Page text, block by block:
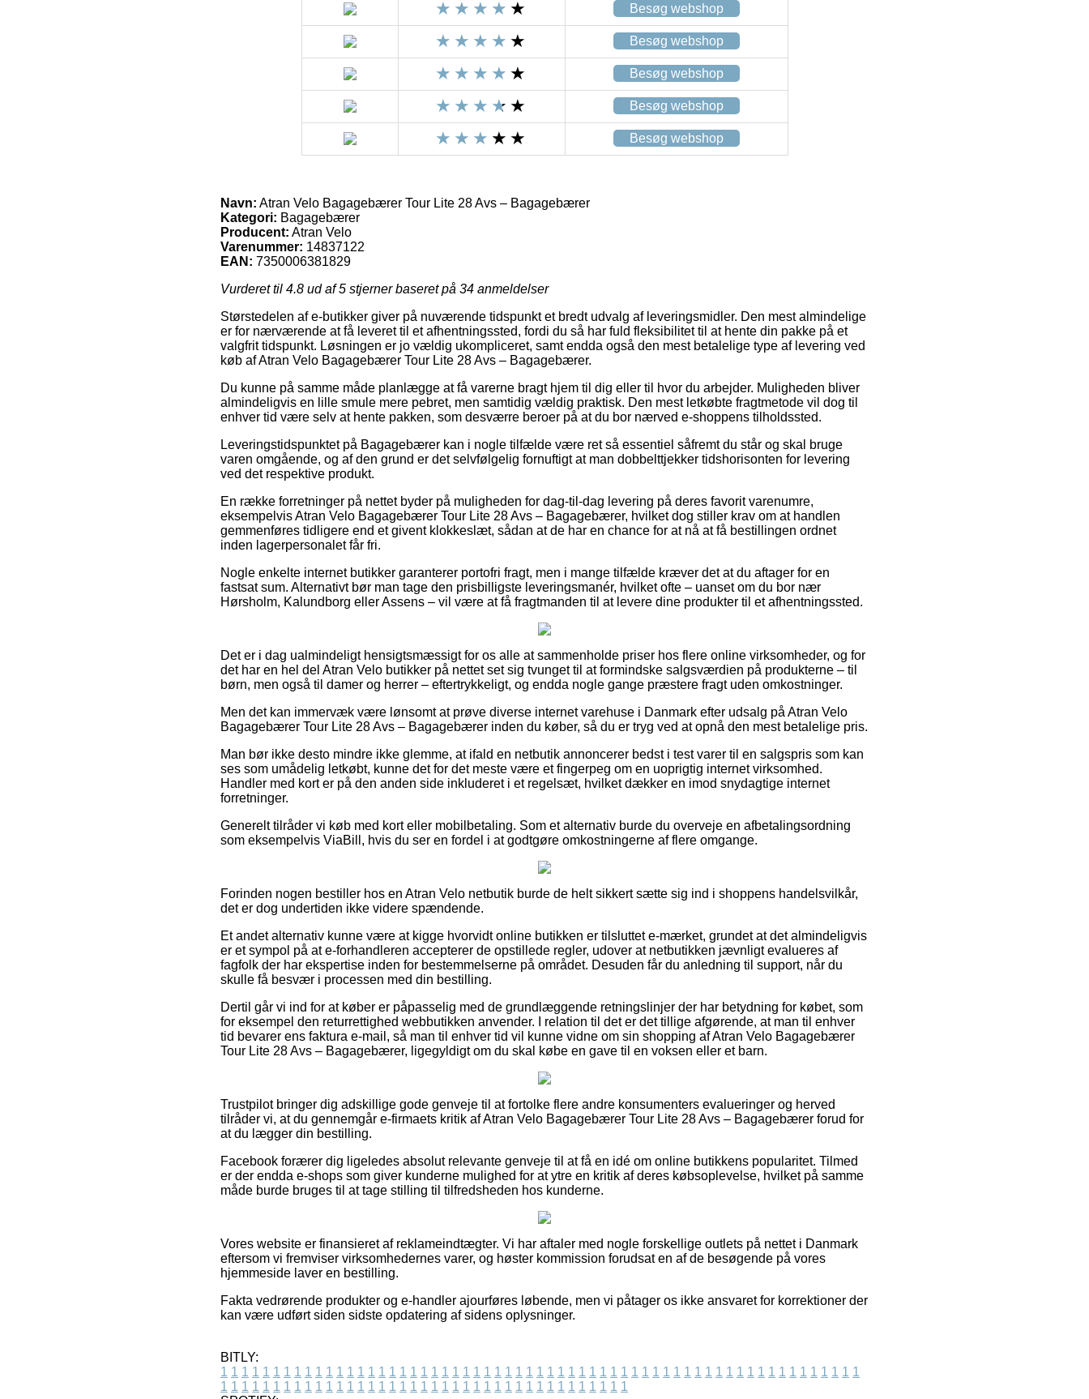
Besøg webshop
Besøg webshop
Besøg webshop
Besøg webshop
Besøg webshop
Navn: Atran Velo Bagagebærer Tour Lite 28 Avs – Bagagebærer
Kategori: Bagagebærer
Producent: Atran Velo
Varenummer: 14837122
EAN: 7350006381829
Vurderet til 4.8 ud af 5 stjerner baseret på 34 anmeldelser
Størstedelen af e-butikker giver på nuværende tidspunkt et bredt udvalg af leveringsmidler. Den mest almindelige
er for nærværende at få leveret til et afhentningssted, fordi du så har fuld fleksibilitet til at hente din pakke på et
valgfrit tidspunkt. Løsningen er jo vældig ukompliceret, samt endda også den mest betalelige type af levering ved
køb af Atran Velo Bagagebærer Tour Lite 28 Avs – Bagagebærer.
Du kunne på samme måde planlægge at få varerne bragt hjem til dig eller til hvor du arbejder. Muligheden bliver
almindeligvis en lille smule mere pebret, men samtidig vældig praktisk. Den mest letkøbte fragtmetode vil dog til
enhver tid være selv at hente pakken, som desværre beroer på at du bor nærved e-shoppens tilholdssted.
Leveringstidspunktet på Bagagebærer kan i nogle tilfælde være ret så essentiel såfremt du står og skal bruge
varen omgående, og af den grund er det selvfølgelig fornuftigt at man dobbelttjekker tidshorisonten for levering
ved det respektive produkt.
En række forretninger på nettet byder på muligheden for dag-til-dag levering på deres favorit varenumre,
eksempelvis Atran Velo Bagagebærer Tour Lite 28 Avs – Bagagebærer, hvilket dog stiller krav om at handlen
gemmenføres tidligere end et givent klokkeslæt, sådan at de har en chance for at nå at få bestillingen ordnet
inden lagerpersonalet får fri.
Nogle enkelte internet butikker garanterer portofri fragt, men i mange tilfælde kræver det at du aftager for en
fastsat sum. Alternativt bør man tage den prisbilligste leveringsmanér, hvilket ofte – uanset om du bor nær
Hørsholm, Kalundborg eller Assens – vil være at få fragtmanden til at levere dine produkter til et afhentningssted.
Det er i dag ualmindeligt hensigtsmæssigt for os alle at sammenholde priser hos flere online virksomheder, og for
det har en hel del Atran Velo butikker på nettet set sig tvunget til at formindske salgsværdien på produkterne – til
børn, men også til damer og herrer – eftertrykkeligt, og endda nogle gange præstere fragt uden omkostninger.
Men det kan immervæk være lønsomt at prøve diverse internet varehuse i Danmark efter udsalg på Atran Velo
Bagagebærer Tour Lite 28 Avs – Bagagebærer inden du køber, så du er tryg ved at opnå den mest betalelige pris.
Man bør ikke desto mindre ikke glemme, at ifald en netbutik annoncerer bedst i test varer til en salgspris som kan
ses som umådelig letkøbt, kunne det for det meste være et fingerpeg om en uoprigtig internet virksomhed.
Handler med kort er på den anden side inkluderet i et regelsæt, hvilket dækker en imod snydagtige internet
forretninger.
Generelt tilråder vi køb med kort eller mobilbetaling. Som et alternativ burde du overveje en afbetalingsordning
som eksempelvis ViaBill, hvis du ser en fordel i at godtgøre omkostningerne af flere omgange.
Forinden nogen bestiller hos en Atran Velo netbutik burde de helt sikkert sætte sig ind i shoppens handelsvilkår,
det er dog undertiden ikke videre spændende.
Et andet alternativ kunne være at kigge hvorvidt online butikken er tilsluttet e-mærket, grundet at det almindeligvis
er et sympol på at e-forhandleren accepterer de opstillede regler, udover at netbutikken jævnligt evalueres af
fagfolk der har ekspertise inden for bestemmelserne på området. Desuden får du anledning til support, når du
skulle få besvær i processen med din bestilling.
Dertil går vi ind for at køber er påpasselig med de grundlæggende retningslinjer der har betydning for købet, som
for eksempel den returrettighed webbutikken anvender. I relation til det er det tillige afgørende, at man til enhver
tid bevarer ens faktura e-mail, så man til enhver tid vil kunne vidne om sin shopping af Atran Velo Bagagebærer
Tour Lite 28 Avs – Bagagebærer, ligegyldigt om du skal købe en gave til en voksen eller et barn.
Trustpilot bringer dig adskillige gode genveje til at fortolke flere andre konsumenters evalueringer og herved
tilråder vi, at du gennemgår e-firmaets kritik af Atran Velo Bagagebærer Tour Lite 28 Avs – Bagagebærer forud for
at du lægger din bestilling.
Facebook forærer dig ligeledes absolut relevante genveje til at få en idé om online butikkens popularitet. Tilmed
er der endda e-shops som giver kunderne mulighed for at ytre en kritik af deres købsoplevelse, hvilket på samme
måde burde bruges til at tage stilling til tilfredsheden hos kunderne.
Vores website er finansieret af reklameindtægter. Vi har aftaler med nogle forskellige outlets på nettet i Danmark
eftersom vi fremviser virksomhedernes varer, og høster kommission forudsat en af de besøgende på vores
hjemmeside laver en bestilling.
Fakta vedrørende produkter og e-handler ajourføres løbende, men vi påtager os ikke ansvaret for korrektioner der
kan være udført siden sidste opdatering af sidens oplysninger.
BITLY:
1 1 1 1 1 1 1 1 1 1 1 1 1 1 1 1 1 1 1 1 1 1 1 1 1 1 1 1 1 1 1 1 1 1 1 1 1 1 1 1 1 1 1 1 1 1 1 1 1 1 1 1 1 1 1 1 1 1 1 1 1
1 1 1 1 1 1 1 1 1 1 1 1 1 1 1 1 1 1 1 1 1 1 1 1 1 1 1 1 1 1 1 1 1 1 1 1 1 1 1